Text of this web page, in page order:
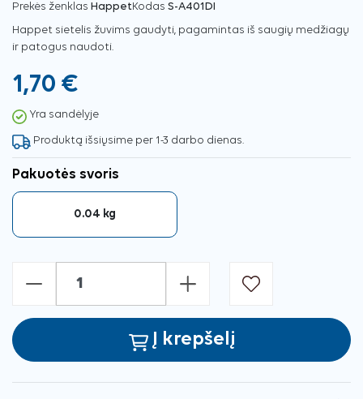
Prekės ženklas HappetKodas S-A401DI
Happet sietelis žuvims gaudyti, pagamintas iš saugių medžiagų
ir patogus naudoti.
1,70 €
Yra sandėlyje
Produktą išsiųsime per 1-3 darbo dienas.
Pakuotės svoris
0.04 kg
- +
Į krepšelį